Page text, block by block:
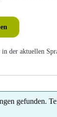
der aktuellen
gefunden.